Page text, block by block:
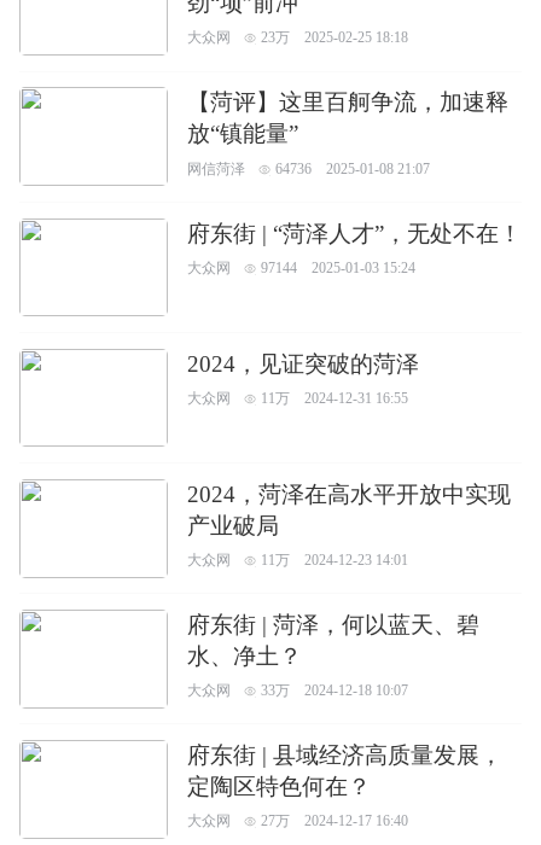
大众网 23万 2025-02-25 18:18
【菏评】这里百舸争流，加速释
放“镇能量”
网信菏泽 64736 2025-01-08 21:07
府东街 | “菏泽人才”，无处不在！
大众网 97144 2025-01-03 15:24
2024，见证突破的菏泽
大众网 11万 2024-12-31 16:55
2024，菏泽在高水平开放中实现
产业破局
大众网 11万 2024-12-23 14:01
府东街 | 菏泽，何以蓝天、碧
水、净土？
大众网 33万 2024-12-18 10:07
府东街 | 县域经济高质量发展，
定陶区特色何在？
大众网 27万 2024-12-17 16:40